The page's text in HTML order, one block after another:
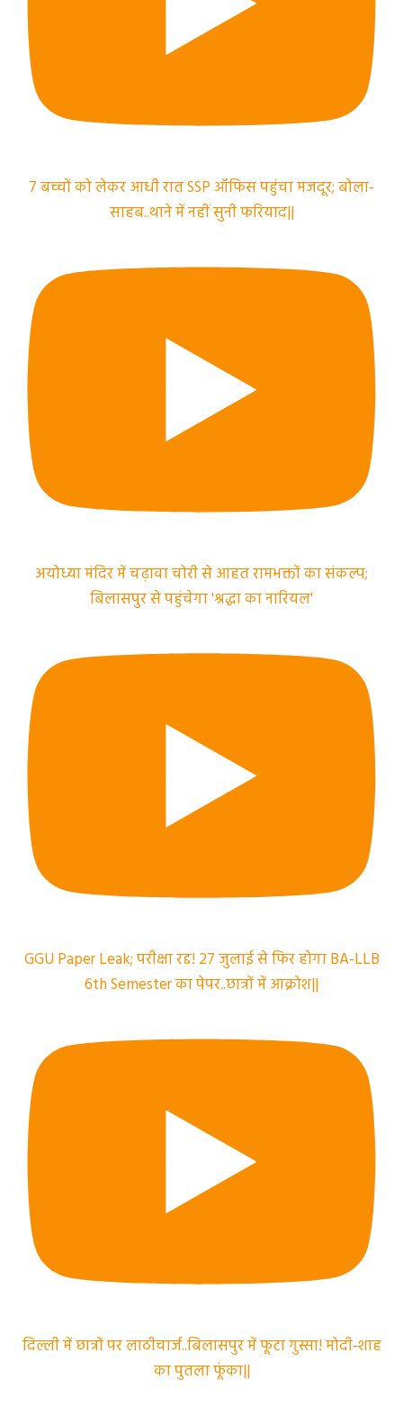
7 बच्चों को लेकर आधी रात SSP ऑफिस पहुंचा मजदूर; बोला-
साहब..थाने में नहीं सुनी फरियाद||
अयोध्या मंदिर में चढ़ावा चोरी से आहत रामभक्तों का संकल्प;
बिलासपुर से पहुंचेगा 'श्रद्धा का नारियल'
GGU Paper Leak; परीक्षा रद्द! 27 जुलाई से फिर होगा BA-LLB
6th Semester का पेपर..छात्रों में आक्रोश||
दिल्ली में छात्रों पर लाठीचार्ज..बिलासपुर में फूटा गुस्सा! मोदी-शाह
का पुतला फूंका||